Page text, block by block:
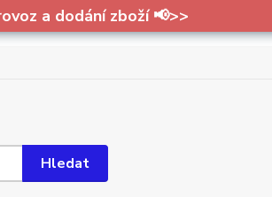
a dodání zboží 📢>>
Hledat